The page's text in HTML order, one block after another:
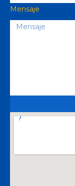
Mensaje